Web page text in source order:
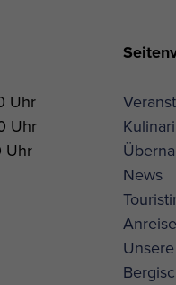
Uhr
Uhr
Uhr
News
Anreise